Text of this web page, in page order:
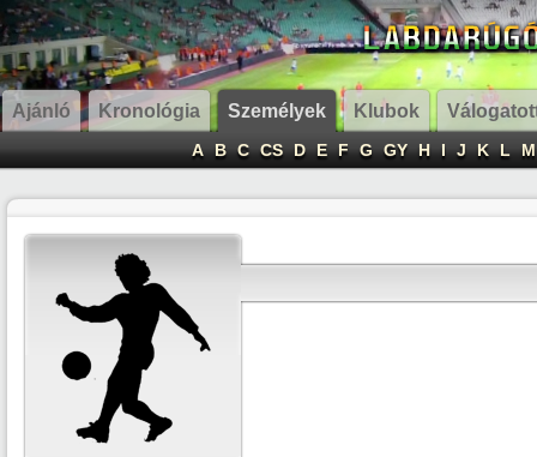
Ajánló Kronológia Személyek Klubok
A B C CS D E F G GY H I J K L M